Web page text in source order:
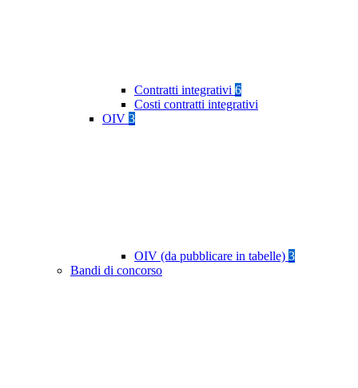
Contratti integrativi 6
Costi contratti integrativi
OIV 3
OIV (da pubblicare in tabelle) 3
Bandi di concorso